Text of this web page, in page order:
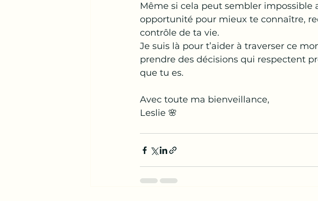
Même si cela peut sembler impossible
opportunité pour mieux te connaître,
contrôle de ta vie.
Je suis là pour t’aider à traverser ce
prendre des décisions qui respectent
que tu es.
Avec toute ma bienveillance,
Leslie 🌸